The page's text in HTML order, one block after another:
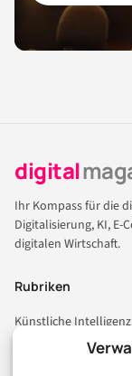
digital
Ihr Kompass für die
Digitalisierung, KI, E-
digitalen Wirtschaft.
Rubriken
Künstliche Intelligenz
Technologie & IT